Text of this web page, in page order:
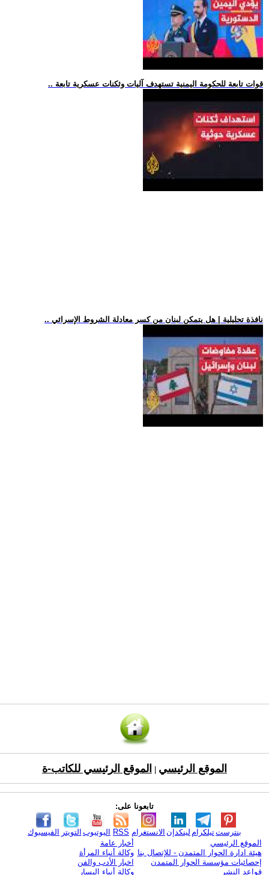
.. قوات تابعة للحكومة اليمنية تستهدف آليات وثكنات عسكرية تابعة
.. نافذة تحليلية | هل يتمكن لبنان من كسر معادلة الشروط الإسرائي
الموقع الرئيسي الموقع الرئيسي للكاتب-ة
تابعونا على:
الفيسبوك التويتر اليوتيوب RSS الانستغرام لينكدإن تيلكرامبنترست
الموقع الرئيسي
هيئة ادارة الحوار المتمدن - للإتصال بنا
إحصائيات مؤسسة الحوار المتمدن
قواعد النشر
أخبار عامة
وكالة أنباء المرأة
اخبار الأدب والفن
وكالة أنباء اليسار